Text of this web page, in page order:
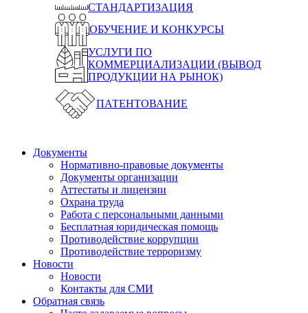
СТАНДАРТИЗАЦИЯ
ОБУЧЕНИЕ И КОНКУРСЫ
УСЛУГИ ПО
КОММЕРЦИАЛИЗАЦИИ (ВЫВОД
ПРОДУКЦИИ НА РЫНОК)
ПАТЕНТОВАНИЕ
Документы
Нормативно-правовые документы
Документы организации
Аттестаты и лицензии
Охрана труда
Работа с персональными данными
Бесплатная юридическая помощь
Противодействие коррупции
Противодействие терроризму
Новости
Новости
Контакты для СМИ
Обратная связь